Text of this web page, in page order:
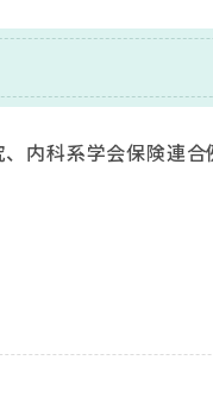
内科系学会保険連